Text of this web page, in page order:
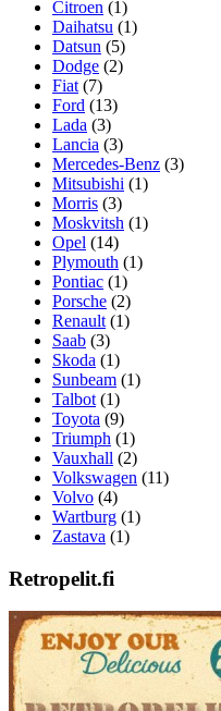
Citroen (1)
Daihatsu (1)
Datsun (5)
Dodge (2)
Fiat (7)
Ford (13)
Lada (3)
Lancia (3)
Mercedes-Benz (3)
Mitsubishi (1)
Morris (3)
Moskvitsh (1)
Opel (14)
Plymouth (1)
Pontiac (1)
Porsche (2)
Renault (1)
Saab (3)
Skoda (1)
Sunbeam (1)
Talbot (1)
Toyota (9)
Triumph (1)
Vauxhall (2)
Volkswagen (11)
Volvo (4)
Wartburg (1)
Zastava (1)
Retropelit.fi